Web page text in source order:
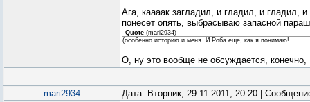
Ага, каааак загладил, и гладил, и гладил,
понесет опять, выбрасываю запасной
Quote (mari2934)
(особенно историю и меня. И Роба еще, как я понимаю!
О, ну это вообще не обсуждается,
mari2934
Дата: Вторник, 29.11.2011, 20:20 |